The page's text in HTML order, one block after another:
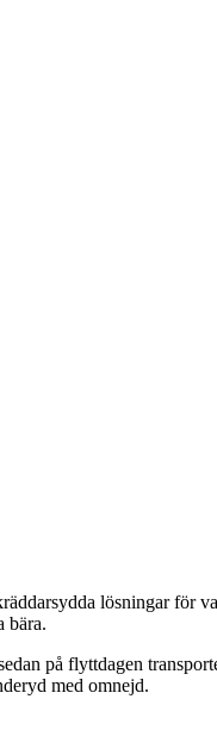
lösningar för
bära.
på flyttdagen
med omnejd.